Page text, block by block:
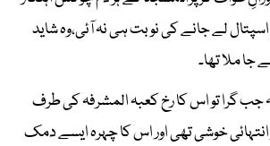
لے جانے کی نوبت ہی نہ آئی،وہ شاید
ملا تھا۔
جب گرا تو اس کا رخ کعبہ المشرفہ کی طرف
خوشی تھی اور اس کا چہرہ ایسے دمک